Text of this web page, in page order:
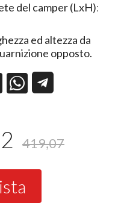
del camper (LxH):
ed altezza da
opposto.
419,07